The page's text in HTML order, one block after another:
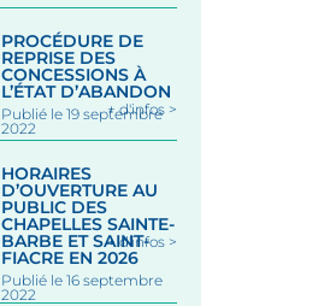
PROCÉDURE DE
REPRISE DES
CONCESSIONS À
L’ÉTAT D’ABANDON
Publié le 19 septembre
2022
+ d'infos >
HORAIRES
D’OUVERTURE AU
PUBLIC DES
CHAPELLES SAINTE-
BARBE ET SAINT-
FIACRE EN 2026
Publié le 16 septembre
2022
+ d'infos >